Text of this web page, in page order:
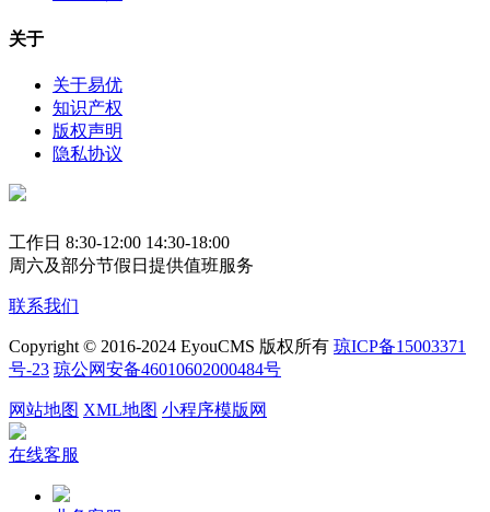
关于
关于易优
知识产权
版权声明
隐私协议
工作日 8:30-12:00 14:30-18:00
周六及部分节假日提供值班服务
联系我们
Copyright © 2016-2024 EyouCMS 版权所有 琼ICP备15003371
号-23 琼公网安备46010602000484号
网站地图 XML地图 小程序模版网
在线客服